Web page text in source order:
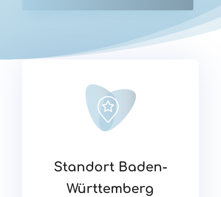
Standort Baden-
Württemberg